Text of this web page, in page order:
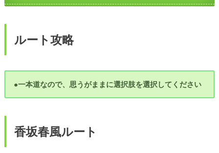
ルート攻略
●一本道なので、思うがままに選択肢を選択してください
香坂春風ルート